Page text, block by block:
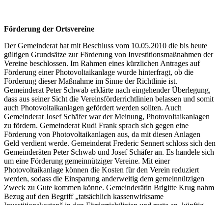
Förderung der Ortsvereine
Der Gemeinderat hat mit Beschluss vom 10.05.2010 die bis heute
gültigen Grundsätze zur Förderung von Investitionsmaßnahmen der
Vereine beschlossen. Im Rahmen eines kürzlichen Antrages auf
Förderung einer Photovoltaikanlage wurde hinterfragt, ob die
Förderung dieser Maßnahme im Sinne der Richtlinie ist.
Gemeinderat Peter Schwab erklärte nach eingehender Überlegung,
dass aus seiner Sicht die Vereinsförderrichtlinien belassen und somit
auch Photovoltaikanlagen gefördert werden sollten. Auch
Gemeinderat Josef Schäfer war der Meinung, Photovoltaikanlagen
zu fördern. Gemeinderat Rudi Frank sprach sich gegen eine
Förderung von Photovoltaikanlagen aus, da mit diesen Anlagen
Geld verdient werde. Gemeinderat Frederic Sennert schloss sich den
Gemeinderäten Peter Schwab und Josef Schäfer an. Es handele sich
um eine Förderung gemeinnütziger Vereine. Mit einer
Photovoltaikanlage können die Kosten für den Verein reduziert
werden, sodass die Einsparung anderweitig dem gemeinnützigen
Zweck zu Gute kommen könne. Gemeinderätin Brigitte Krug nahm
Bezug auf den Begriff „tatsächlich kassenwirksame